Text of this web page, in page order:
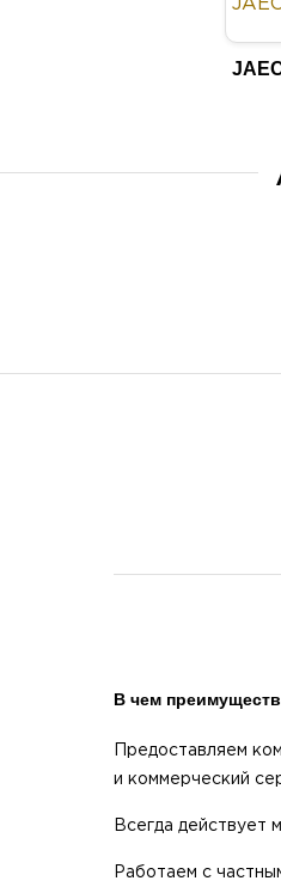
В чем
Предоставляем
и коммерческий
Всегда действует
Работаем с